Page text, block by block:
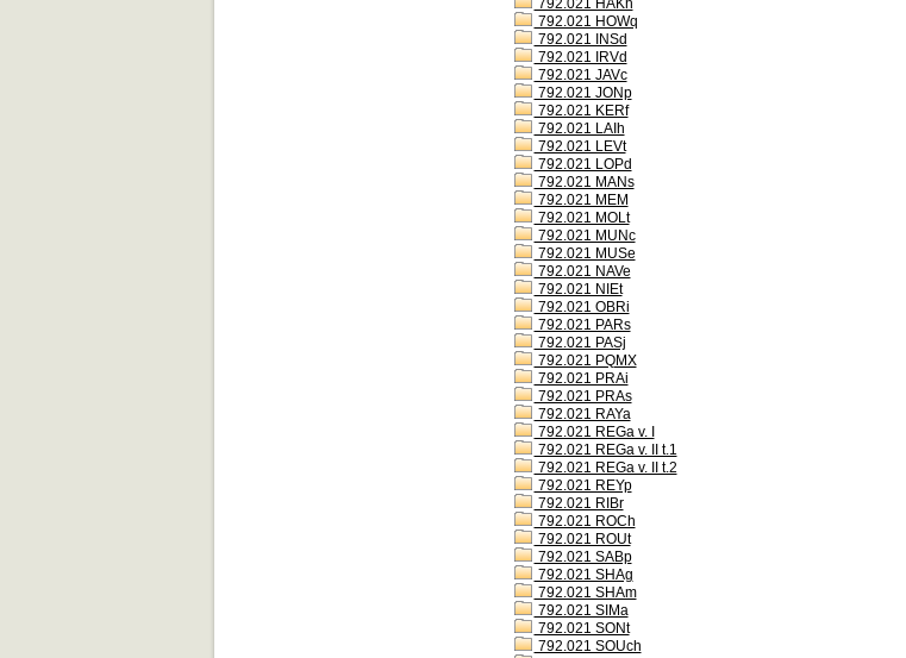
792.021 HAKh
792.021 HOWq
792.021 INSd
792.021 IRVd
792.021 JAVc
792.021 JONp
792.021 KERf
792.021 LAIh
792.021 LEVt
792.021 LOPd
792.021 MANs
792.021 MEM
792.021 MOLt
792.021 MUNc
792.021 MUSe
792.021 NAVe
792.021 NIEt
792.021 OBRi
792.021 PARs
792.021 PASj
792.021 PQMX
792.021 PRAi
792.021 PRAs
792.021 RAYa
792.021 REGa v. I
792.021 REGa v. II t.1
792.021 REGa v. II t.2
792.021 REYp
792.021 RIBr
792.021 ROCh
792.021 ROUt
792.021 SABp
792.021 SHAg
792.021 SHAm
792.021 SIMa
792.021 SONt
792.021 SOUch